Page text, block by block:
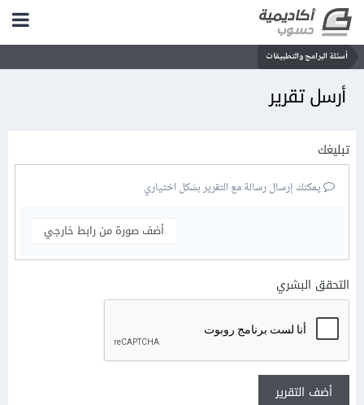
أسئلة البرامج والتطبيقات
أرسل تقرير
تبليغك
يمكنك إرسال رسالة مع التقرير بشكل اختياري
أضف صورة من رابط خارجي
التحقق البشري
أضف التقرير